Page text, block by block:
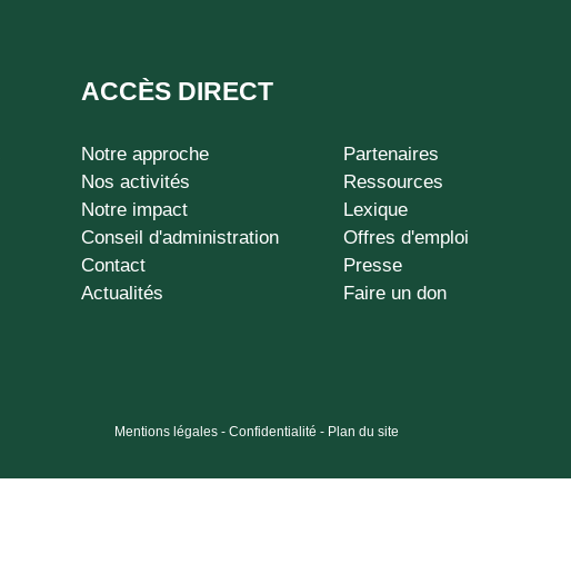
ACCÈS DIRECT
ADA-
footer
Notre approche
Nos activités
Notre impact
Conseil d'administration
Contact
Actualités
Partenaires
Ressources
Lexique
Offres d'emploi
Presse
Faire un don
Mentions légales - Confidentialité - Plan du site